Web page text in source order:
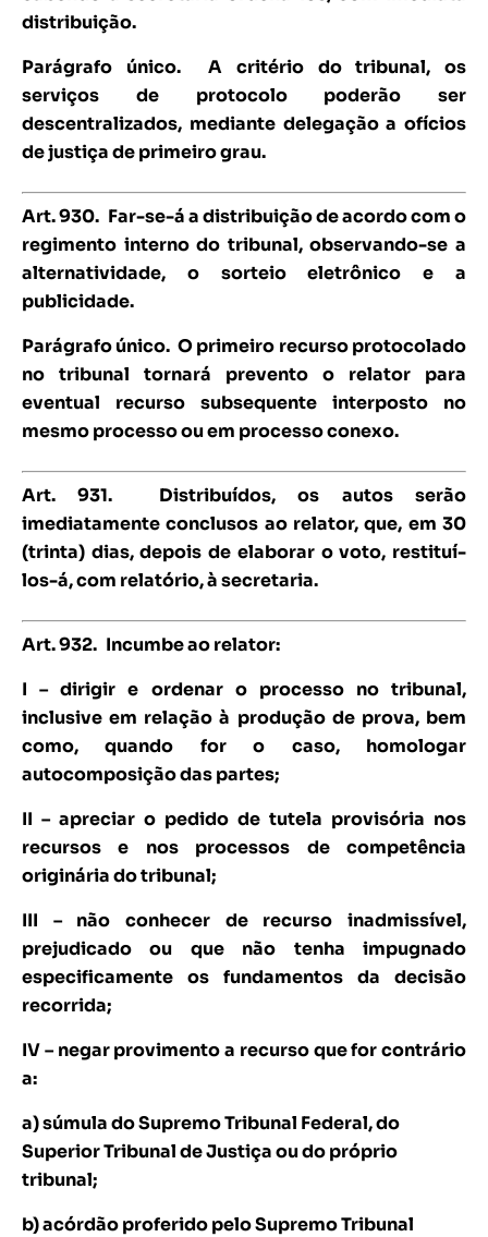
distribuição.
Parágrafo único. A critério do tribunal, os
serviços de protocolo poderão ser
descentralizados, mediante delegação a ofícios
de justiça de primeiro grau.
Art. 930. Far-se-á a distribuição de acordo com o
regimento interno do tribunal, observando-se a
alternatividade, o sorteio eletrônico e a
publicidade.
Parágrafo único. O primeiro recurso protocolado
no tribunal tornará prevento o relator para
eventual recurso subsequente interposto no
mesmo processo ou em processo conexo.
Art. 931.
Distribuídos, os autos serão
imediatamente conclusos ao relator, que, em 30
(trinta) dias, depois de elaborar o voto, restituí-
los-á, com relatório, à secretaria.
Art. 932. Incumbe ao relator:
I – dirigir e ordenar o processo no tribunal,
inclusive em relação à produção de prova, bem
como, quando for o caso, homologar
autocomposição das partes;
II – apreciar o pedido de tutela provisória nos
recursos e nos processos de competência
originária do tribunal;
III – não conhecer de recurso inadmissível,
prejudicado ou que não tenha impugnado
especificamente os fundamentos da decisão
recorrida;
IV – negar provimento a recurso que for contrário
a:
a) súmula do Supremo Tribunal Federal, do
Superior Tribunal de Justiça ou do próprio
tribunal;
b) acórdão proferido pelo Supremo Tribunal